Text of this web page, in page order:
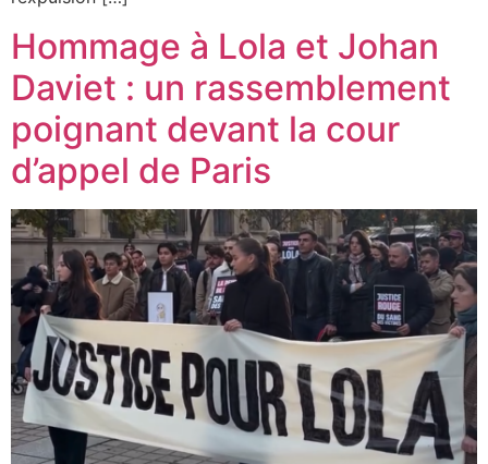
Hommage à Lola et Johan
Daviet : un rassemblement
poignant devant la cour
d’appel de Paris